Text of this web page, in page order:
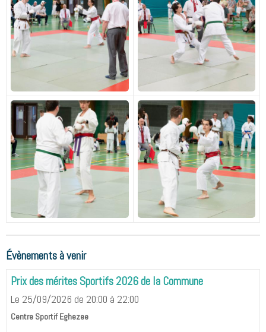
Évènements à venir
Prix des mérites Sportifs 2026 de la Commune
Le 25/09/2026 de 20:00 à 22:00
Centre Sportif Eghezee